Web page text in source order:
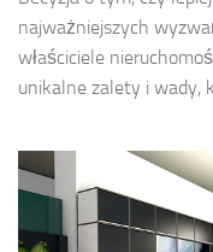
najważniejszych
właściciele
unikalne zalety i wady,